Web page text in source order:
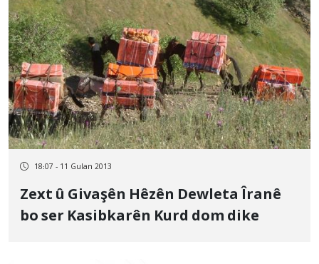
18:07 - 11 Gulan 2013
Zext û Givaşên Hêzên Dewleta Îranê
bo ser Kasibkarên Kurd dom dike